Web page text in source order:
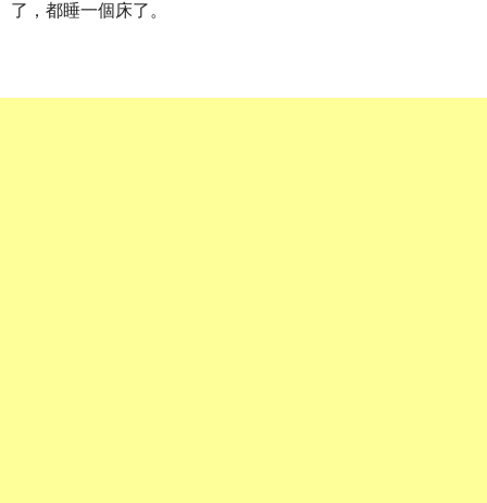
了，都睡一個床了。